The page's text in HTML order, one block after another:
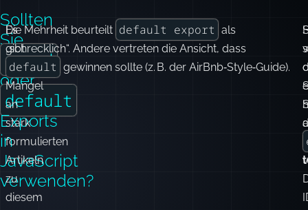
Sollten
Sie
named
oder
default
Es
gibt
keinen
Mangel
an
Die Mehrheit beurteilt
„schrecklich“. Andere vertreten die Ansicht, dass
default gewinnen sollte (z. B. der AirBnb‑Style‑Guide).